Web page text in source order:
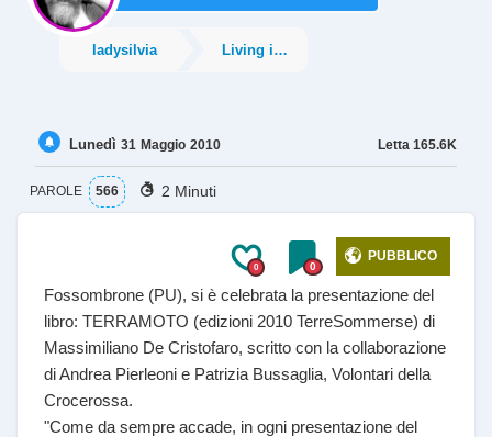
ladysilvia Living is learning
Letta 165.6K
Lunedì 31 Maggio 2010
PAROLE 566 2 Minuti
0 0
PUBBLICO
Fossombrone (PU), si è celebrata la presentazione del
libro: TERRAMOTO (edizioni 2010 TerreSommerse) di
Massimiliano De Cristofaro, scritto con la collaborazione
di Andrea Pierleoni e Patrizia Bussaglia, Volontari della
Crocerossa.
"Come da sempre accade, in ogni presentazione del